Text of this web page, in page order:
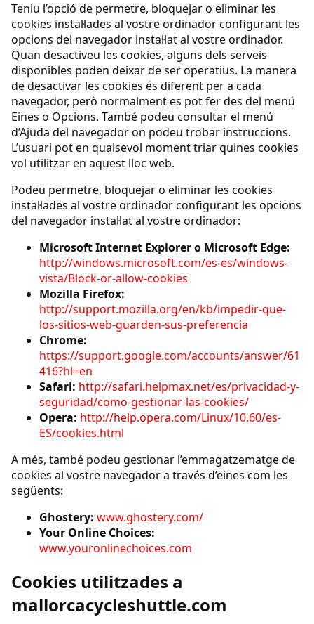
Teniu l’opció de permetre, bloquejar o eliminar les
cookies instal·lades al vostre ordinador configurant les
opcions del navegador instal·lat al vostre ordinador.
Quan desactiveu les cookies, alguns dels serveis
disponibles poden deixar de ser operatius. La manera
de desactivar les cookies és diferent per a cada
navegador, però normalment es pot fer des del menú
Eines o Opcions. També podeu consultar el menú
d’Ajuda del navegador on podeu trobar instruccions.
L’usuari pot en qualsevol moment triar quines cookies
vol utilitzar en aquest lloc web.
Podeu permetre, bloquejar o eliminar les cookies
instal·lades al vostre ordinador configurant les opcions
del navegador instal·lat al vostre ordinador:
Microsoft Internet Explorer o Microsoft Edge:
http://windows.microsoft.com/es-es/windows-
vista/Block-or-allow-cookies
Mozilla Firefox:
http://support.mozilla.org/en/kb/impedir-que-
los-sitios-web-guarden-sus-preferencia
Chrome:
https://support.google.com/accounts/answer/61
416?hl=en
Safari: http://safari.helpmax.net/es/privacidad-y-
seguridad/como-gestionar-las-cookies/
Opera: http://help.opera.com/Linux/10.60/es-
ES/cookies.html
A més, també podeu gestionar l’emmagatzematge de
cookies al vostre navegador a través d’eines com les
següents:
Ghostery: www.ghostery.com/
Your Online Choices:
www.youronlinechoices.com
Cookies utilitzades a
mallorcacycleshuttle.com